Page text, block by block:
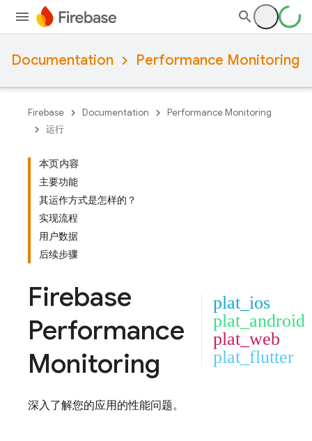
Documentation Performance Monitoring
Firebase Documentation
Performance Monitoring
运行
本页内容
主要功能
其运作方式是怎样的？
实现流程
用户数据
后续步骤
Firebase
Performance
Monitoring
plat_ios
plat_android
plat_web
plat_flutter
深入了解您的应用的性能问题。